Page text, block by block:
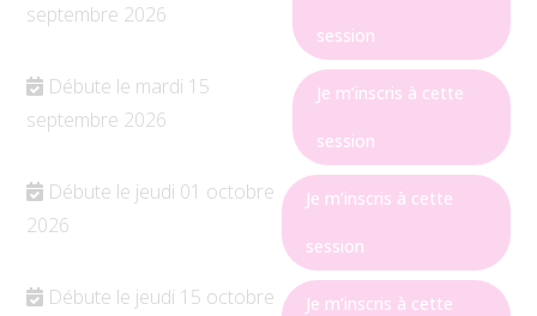
septembre 2026
session
Débute le mardi 15
septembre 2026
Je m’inscris à cette
session
Débute le jeudi 01 octobre
2026
Je m’inscris à cette
session
Débute le jeudi 15 octobre
Je m’inscris à cette